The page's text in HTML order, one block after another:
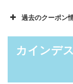
過去のクーポン
カインデ